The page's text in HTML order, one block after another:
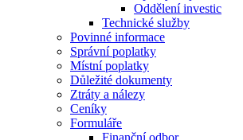
Oddělení investic
Technické služby
Povinné informace
Správní poplatky
Místní poplatky
Důležité dokumenty
Ztráty a nálezy
Ceníky
Formuláře
Finanční odbor